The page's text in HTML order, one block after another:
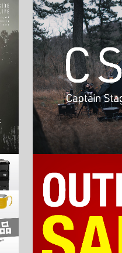
ける カートへ進む